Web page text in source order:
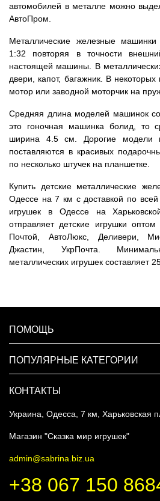
автомобилей в металле можно
АвтоПром.
Металлические железные
1:32 повторяя в точности
настоящей машины. В
двери, капот, багажник. В
мотор или заводной моторчик на
Средняя длина моделей машинок
это гоночная машинка болид, то
ширина 4.5 см. Дорогие модели
поставляются в красивых
по несколько штучек на планшетке.
Купить детские металлические
Одессе на 7 км с доставкой по
игрушек в Одессе на
отправляет детские игрушки
Почтой, АвтоЛюкс, Деливери,
Джастин, УкрПочта.
металлических игрушек составляет
ПОМОЩЬ
ПОПУЛЯРНЫЕ КАТЕГОРИИ
КОНТАКТЫ
Украина, Одесса, 7 км, Харьковская
Магазин "Сказка мир игрушек"
admin@sabrina.biz.ua
+38 067 150